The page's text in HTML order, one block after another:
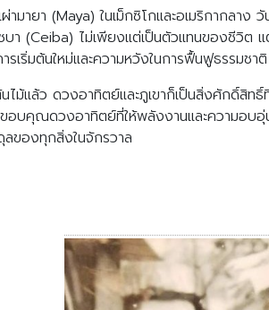
ผ่ามายา (Maya) ในเม็กซิโกและอเมริกากลา
บา (Ceiba) ไม่เพียงแต่เป็นตัวแทนของชีวิต
รเริ่มต้นใหม่และความหวังในการฟื้นฟูธรรม
ไม้แล้ว ดวงอาทิตย์และภูเขาก็เป็นสิ่งศักดิ์สิทธิ์
อบคุณดวงอาทิตย์ที่ให้พลังงานและความอบอุ่
ลของทุกสิ่งในจักรวาล